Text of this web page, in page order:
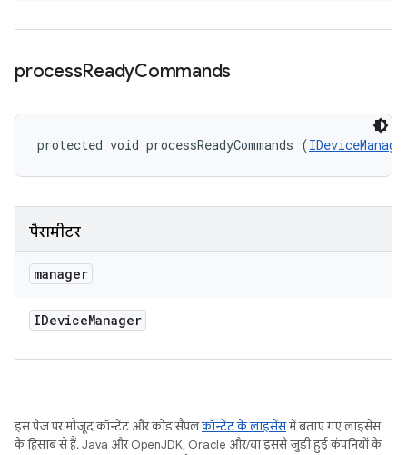
processReadyCommands
protected void processReadyCommands (
पैरामीटर
manager
IDeviceManager
इस पेज पर मौजूद कॉन्टेंट और कोड सैंपलकॉन्टेंट के लाइसेंसमें बताए गए लाइसेंस
के हिसाब से हैं. Java और OpenJDK, Oracle और/या इससे जुड़ी हुई कंपनियों के